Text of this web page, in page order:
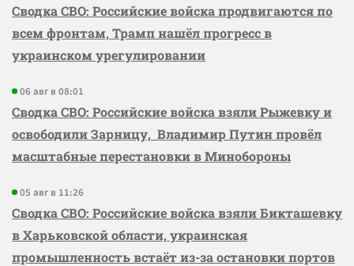
Сводка СВО: Российские войска продвигаются по
всем фронтам, Трамп нашёл прогресс в
украинском урегулировании
06 авг в 08:01
Сводка СВО: Российские войска взяли Рыжевку и
освободили Зарницу, Владимир Путин провёл
масштабные перестановки в Минобороны
05 авг в 11:26
Сводка СВО: Российские войска взяли Бикташевку
в Харьковской области, украинская
промышленность встаёт из-за остановки портов